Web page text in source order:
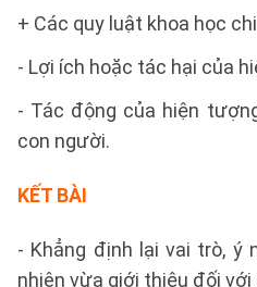
+ Các quy luật khoa học
- Lợi ích hoặc tác hại của
- Tác động của hiện
con người.
KẾT BÀI
- Khẳng định lại vai trò, ý
nhiên vừa giới thiệu đối